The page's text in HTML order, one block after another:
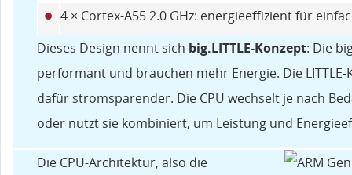
• 4 × Cortex-A55 2.0 GHz: energieeffizient für
Dieses Design nennt sich big.LITTLE-Konzept: Die
performant und brauchen mehr Energie. Die
dafür stromsparender. Die CPU wechselt je nach
oder nutzt sie kombiniert, um Leistung und
Die CPU-Architektur, also die